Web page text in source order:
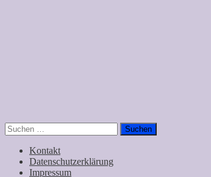
Suchen
nach:
Kontakt
Datenschutzerklärung
Impressum